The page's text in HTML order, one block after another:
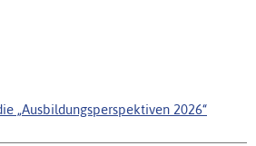
„Ausbildungsperspektiven 2026“